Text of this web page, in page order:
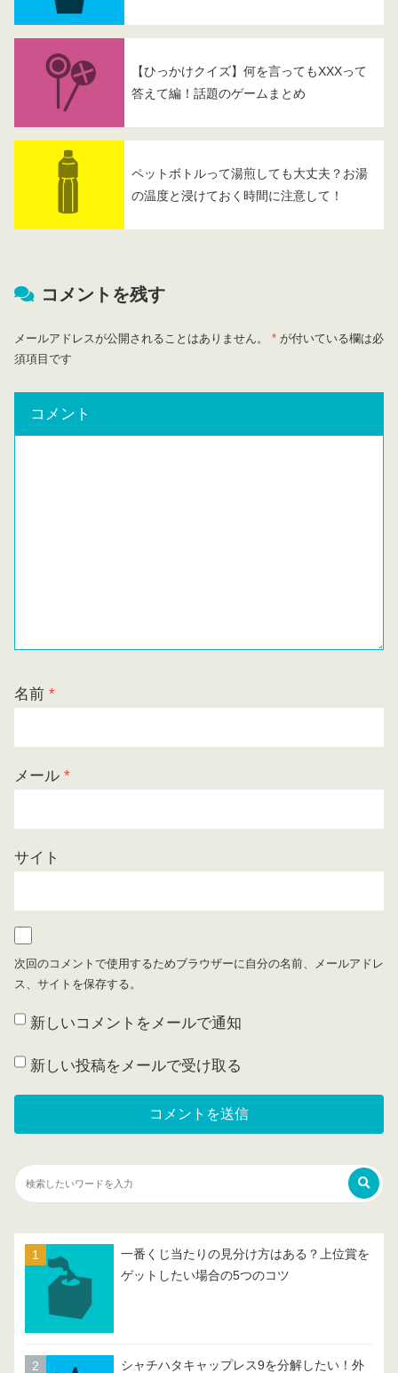
【ひっかけクイズ】何を言ってもXXXって
答えて編！話題のゲームまとめ
ペットボトルって湯煎しても大丈夫？お湯
の温度と浸けておく時間に注意して！
コメントを残す
メールアドレスが公開されることはありません。 * が付いている欄は必
須項目です
コメント
名前 *
メール *
サイト
次回のコメントで使用するためブラウザーに自分の名前、メールアドレ
ス、サイトを保存する。
新しいコメントをメールで通知
新しい投稿をメールで受け取る
一番くじ当たりの見分け方はある？上位賞を
ゲットしたい場合の5つのコツ
シャチハタキャップレス9を分解したい！外